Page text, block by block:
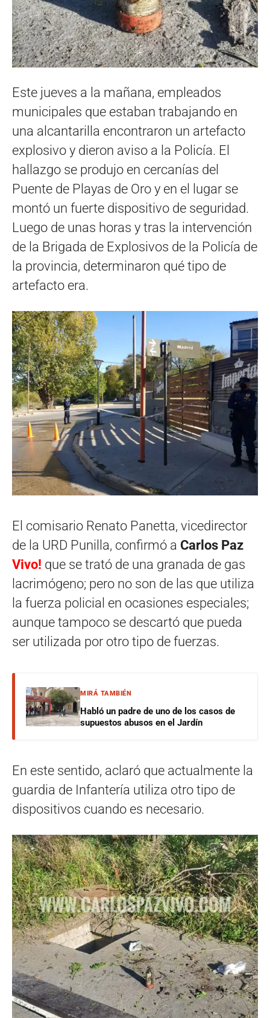
Este jueves a la mañana, empleados
municipales que estaban trabajando en
una alcantarilla encontraron un artefacto
explosivo y dieron aviso a la Policía. El
hallazgo se produjo en cercanías del
Puente de Playas de Oro y en el lugar se
montó un fuerte dispositivo de seguridad.
Luego de unas horas y tras la intervención
de la Brigada de Explosivos de la Policía de
la provincia, determinaron qué tipo de
artefacto era.
El comisario Renato Panetta, vicedirector
de la URD Punilla, confirmó a Carlos Paz
Vivo! que se trató de una granada de gas
lacrimógeno; pero no son de las que utiliza
la fuerza policial en ocasiones especiales;
aunque tampoco se descartó que pueda
ser utilizada por otro tipo de fuerzas.
MIRÁ TAMBIÉN
Habló un padre de uno de los casos de
supuestos abusos en el Jardín
En este sentido, aclaró que actualmente la
guardia de Infantería utiliza otro tipo de
dispositivos cuando es necesario.